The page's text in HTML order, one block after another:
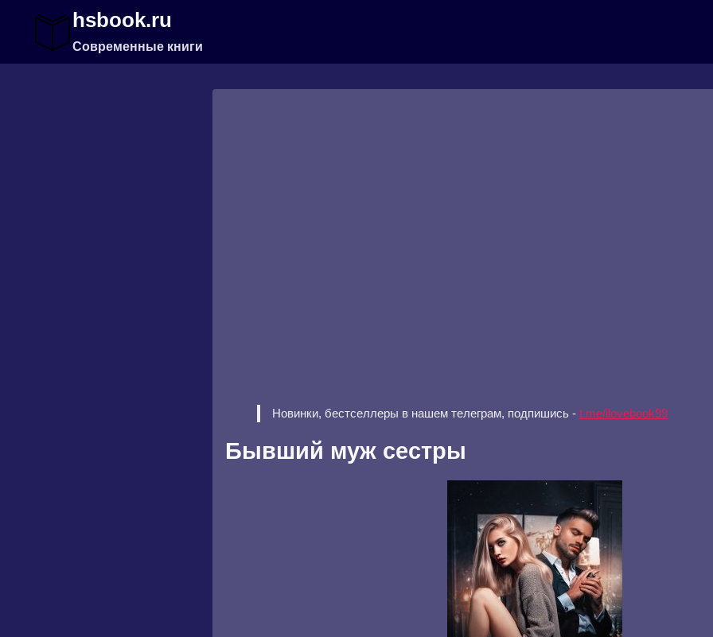
содержимому
hsbook.ru
Современные книги
Новинки, бестселлеры в нашем телеграм, подпишись - t.me/ilovebook99
Бывший муж сестры